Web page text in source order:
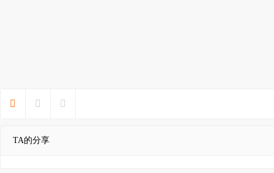
  
TA的分享